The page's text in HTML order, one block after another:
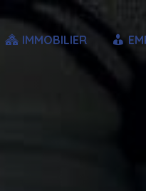
IMMOBILIER